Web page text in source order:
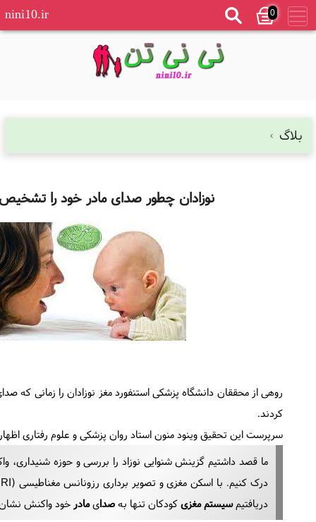
0
nini10.ir
بلاگ
نوزادان چطور صدای مادر خود را
روهی از محققان دانشگاه پزشکی استنفورد مغز نوزادان را زمانی که
کردند.
سرپرست این تحقیق وینود منون استاد روان پزشکی و علوم رفتاری
ما قصد داشتیم گزینش شنوایی نوزاد را بررسی و حوزه
دریافتیمسیستم مغزیکودکان تنها بهصدایمادر خود واکنش